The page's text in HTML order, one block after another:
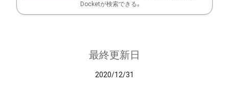
Docketが検索できる。
最終更新日
2020/12/31